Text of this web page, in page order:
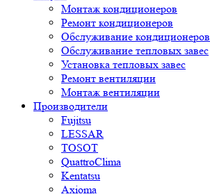
Монтаж кондиционеров
Ремонт кондиционеров
Обслуживание кондиционеров
Обслуживание тепловых завес
Установка тепловых завес
Ремонт вентиляции
Монтаж вентиляции
Производители
Fujitsu
LESSAR
TOSOT
QuattroClima
Kentatsu
Axioma